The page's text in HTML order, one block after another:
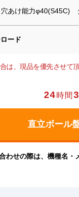
あけ能力φ40(S45C)
ード
は、現品を優先させて頂
24時間
わせの際は、機種名・